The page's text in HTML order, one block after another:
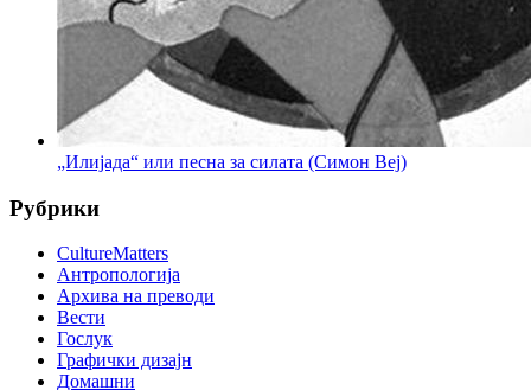
„Илијада“ или песна за силата (Симон Веј)
Рубрики
CultureMatters
Антропологија
Архива на преводи
Вести
Гослук
Графички дизајн
Домашни